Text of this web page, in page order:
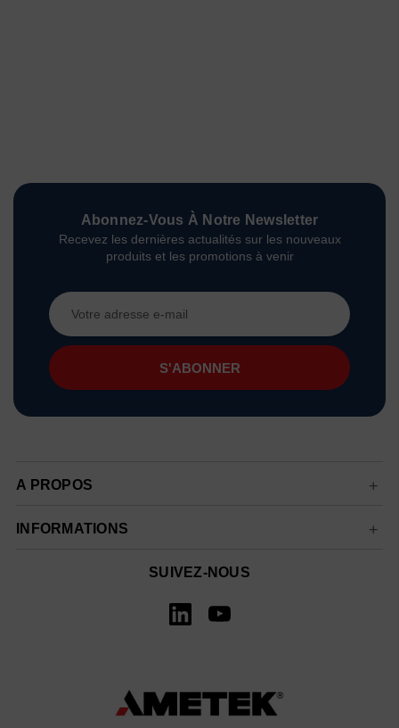
Abonnez-Vous À Notre Newsletter
Recevez les dernières actualités sur les nouveaux
produits et les promotions à venir
Adresse
e-
mail
A PROPOS
INFORMATIONS
SUIVEZ-NOUS